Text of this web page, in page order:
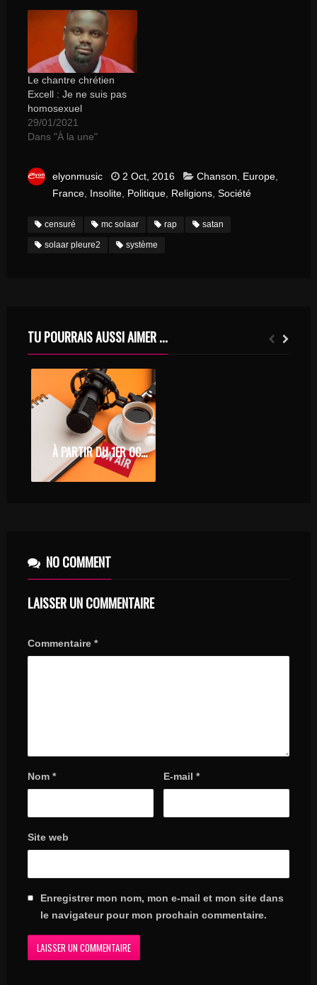
Le chantre chrétien
Excell : Je ne suis pas
homosexuel
29/01/2021
Dans "À la une"
elyonmusic 2 Oct, 2016 Chanson Europe,
France, Insolite, Politique, Religions, Société
censuré mc solaar rap satan
solaar pleure2 système
TU POURRAIS AUSSI AIMER ...
À PARTIR DU 1ER OCTOBRE 2020, DÉCOUVREZ NOS WEB RADIOS DIGITALES
MICHAEL W SMITH UNE RUMEUR…
NO COMMENT
LAISSER UN COMMENTAIRE
Commentaire *
Nom * E-mail*
Site web
Enregistrer mon nom, mon e-mail et mon site dans
le navigateur pour mon prochain commentaire.